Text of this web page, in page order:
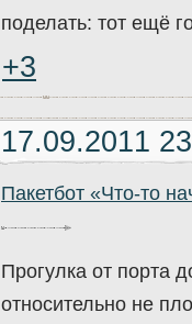
поделать: тот ещё
+3
17.09.2011
Пакетбот «Что-то
Прогулка от порта
относительно не